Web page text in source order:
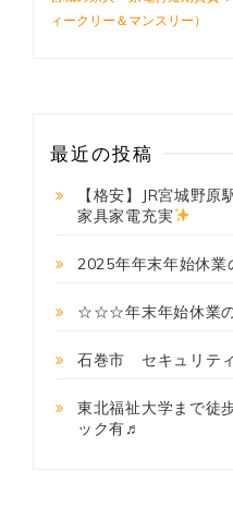
ィークリー＆マンスリー）
最近の投稿
【格安】JR宮城野
家具家電充実
2025年年末年始休業
☆☆☆年末年始休業
石巻市 セキュリテ
東北福祉大学まで徒
ック有♬